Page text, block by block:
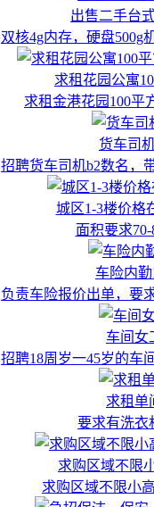
出售二手台
双核4g内存，硬盘500g
求租花园公寓
求租金港花园100平
货车司
招聘货车司机b2数名，
城区1-3楼价格
面积要求70-
车险内勤
负责车险报价出单，要
车间女
招聘18周岁一45岁的车
求租单
要求有洗衣
求购区域不限
求购区域不限小